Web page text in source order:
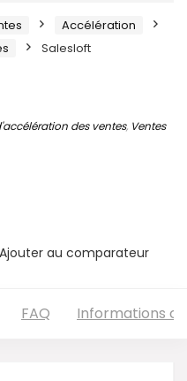
Accélération
Salesloft
des ventes, Ventes
Ajouter au comparateur
FAQ Informations